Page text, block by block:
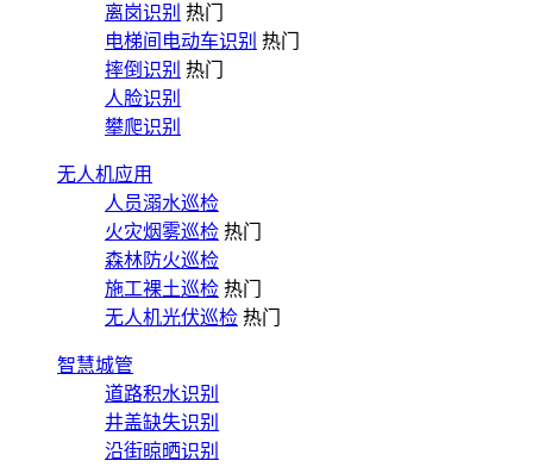
离岗识别 热门
电梯间电动车识别 热门
摔倒识别 热门
人脸识别
攀爬识别
无人机应用
人员溺水巡检
火灾烟雾巡检 热门
森林防火巡检
施工裸土巡检 热门
无人机光伏巡检 热门
智慧城管
道路积水识别
井盖缺失识别
沿街晾晒识别